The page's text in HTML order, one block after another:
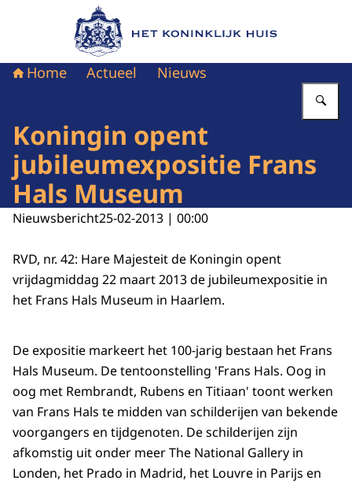
Naar de homepage van Het Koninklijk Huis
Home Actueel Nieuws
Koningin opent
jubileumexpositie Frans
Hals Museum
Nieuwsbericht25-02-2013 | 00:00
RVD, nr. 42: Hare Majesteit de Koningin opent
vrijdagmiddag 22 maart 2013 de jubileumexpositie in
het Frans Hals Museum in Haarlem.
De expositie markeert het 100-jarig bestaan het Frans
Hals Museum. De tentoonstelling 'Frans Hals. Oog in
oog met Rembrandt, Rubens en Titiaan' toont werken
van Frans Hals te midden van schilderijen van bekende
voorgangers en tijdgenoten. De schilderijen zijn
afkomstig uit onder meer The National Gallery in
Londen, het Prado in Madrid, het Louvre in Parijs en